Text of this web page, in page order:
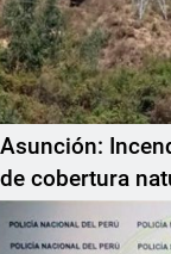
Asunción:
de cobertura